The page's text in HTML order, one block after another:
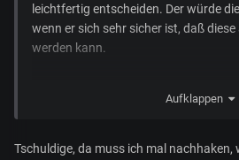
leichtfertig entscheiden. Der würde
wenn er sich sehr sicher ist, daß
werden kann.
einen Kredit bekommt. Abhängig
eher weniger gut.
Aufklappen
Tschuldige, da muss ich mal nachhaken,